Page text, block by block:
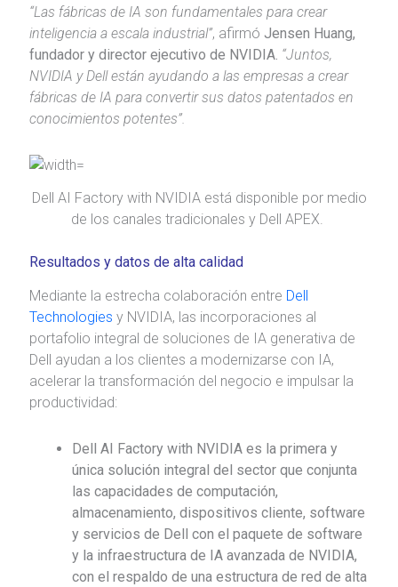
“Las fábricas de IA son fundamentales para crear
inteligencia a escala industrial”, afirmó Jensen Huang,
fundador y director ejecutivo de NVIDIA. “Juntos,
NVIDIA y Dell están ayudando a las empresas a crear
fábricas de IA para convertir sus datos patentados en
conocimientos potentes”.
Dell AI Factory with NVIDIA está disponible por medio
de los canales tradicionales y Dell APEX.
Resultados y datos de alta calidad
Mediante la estrecha colaboración entre Dell
Technologies y NVIDIA, las incorporaciones al
portafolio integral de soluciones de IA generativa de
Dell ayudan a los clientes a modernizarse con IA,
acelerar la transformación del negocio e impulsar la
productividad:
Dell AI Factory with NVIDIA es la primera y
única solución integral del sector que conjunta
las capacidades de computación,
almacenamiento, dispositivos cliente, software
y servicios de Dell con el paquete de software
y la infraestructura de IA avanzada de NVIDIA,
con el respaldo de una estructura de red de alta